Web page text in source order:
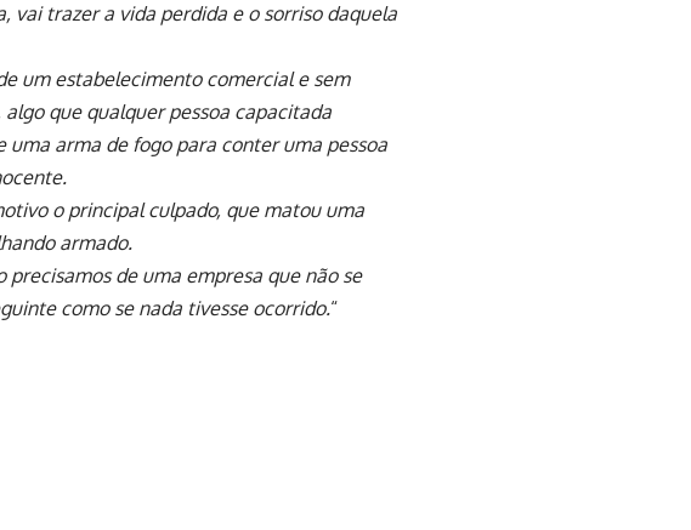
vai trazer a vida perdida e o sorriso daquela
um estabelecimento comercial e sem
que qualquer pessoa capacitada
arma de fogo para conter uma pessoa
o principal culpado, que matou uma
armado.
de uma empresa que não se
como se nada tivesse ocorrido.“